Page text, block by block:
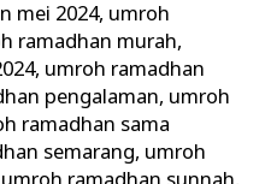
mei 2024, umroh
ramadhan murah,
, umroh ramadhan
pengalaman, umroh
ramadhan sama
semarang, umroh